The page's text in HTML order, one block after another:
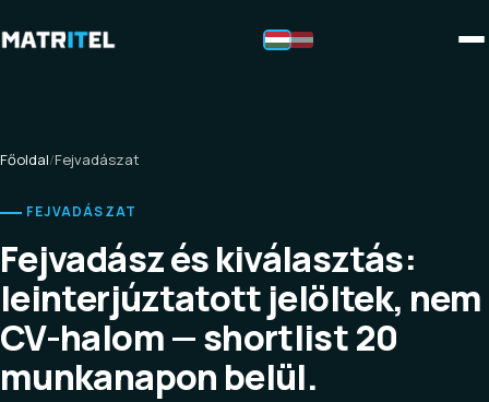
Főoldal/Fejvadászat
FEJVADÁSZAT
Fejvadász és kiválasztás:
leinterjúztatott jelöltek, nem
CV-halom — shortlist 20
munkanapon belül.